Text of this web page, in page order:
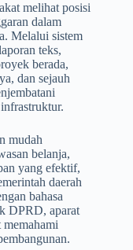
melihat posisi
dalam
Melalui sistem
teks,
berada,
dan sejauh
mudah
belanja,
yang efektif,
daerah
bahasa
DPRD, aparat
memahami